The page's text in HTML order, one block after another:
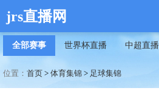
jrs直播网
全部赛事 世界杯直播 中超直播
位置： 首页 > 体育集锦 > 足球集锦